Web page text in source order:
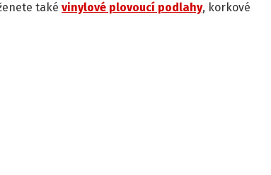
také vinylové plovoucí podlahy, korkové